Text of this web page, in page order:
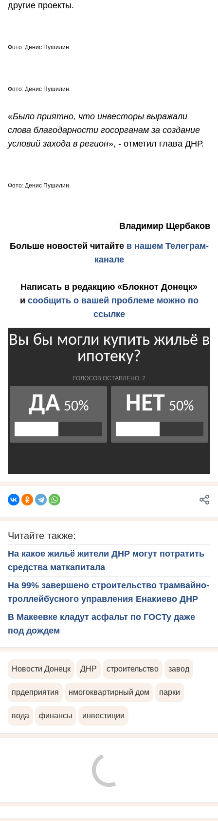
другие проекты.
Фото: Денис Пушилин.
Фото: Денис Пушилин.
«Было приятно, что инвесторы выражали
слова благодарности госорганам за создание
условий захода в регион», - отметил глава ДНР.
Фото: Денис Пушилин.
Владимир Щербаков
Больше новостей читайте в нашем Телеграм-
канале
Написать в редакцию «Блокнот Донецк»
и сообщить о вашей проблеме можно по
ссылке
Читайте также:
На какое жильё жители ДНР могут потратить
средства маткапитала
На 99% завершено строительство трамвайно-
троллейбусного управления Енакиево ДНР
В Макеевке кладут асфальт по ГОСТу даже
под дождем
Новости Донецк ДНР строительство завод
прдеприятия нмогоквартирный дом парки
вода финансы инвестиции